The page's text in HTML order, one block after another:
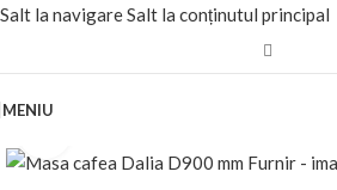
Salt la navigareSalt la conținutul principal
MENIU